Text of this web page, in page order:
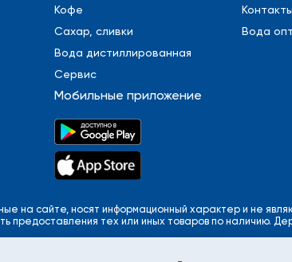
Кофе
Сахар, сливки
Вода дистиллированная
Сервис
Контакты
Вода
Мобильные приложение
на сайте, носят информационный характер и не
предоставления тех или иных товаров по наличию.